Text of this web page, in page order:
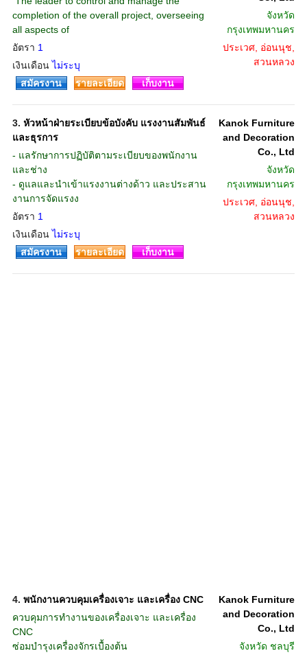
completion of the overall project, overseeing
all aspects of
อัตรา 1
เงินเดือนไม่ระบุ
จังหวัด
กรุงเทพมหานคร
ประเวศ, อ่อนนุช,
สวนหลวง
สมัครงาน
รายละเอียด เก็บงาน
3. หัวหน้าฝ่ายระเบียบข้อบังคับ แรงงานสัมพันธ์
และธุรการ
- แลรักษาการปฏิบัติตามระเบียบของพนักงาน
และช่าง
- ดูแลและนำเข้าแรงงานต่างด้าว และประสาน
งานการจัดแรงง
อัตรา 1
เงินเดือนไม่ระบุ
Kanok Furniture
and Decoration
Co., Ltd
จังหวัด
กรุงเทพมหานคร
ประเวศ, อ่อนนุช,
สวนหลวง
สมัครงาน รายละเอียด เก็บงาน
4. พนักงานควบคุมเครื่องเจาะ และเครื่อง CNC
ควบคุมการทำงานของเครื่องเจาะ และเครื่อง
CNC
ซ่อมบำรุงเครื่องจักรเบื้องต้น
Kanok Furniture
and Decoration
Co., Ltd
จังหวัด ชลบุรี